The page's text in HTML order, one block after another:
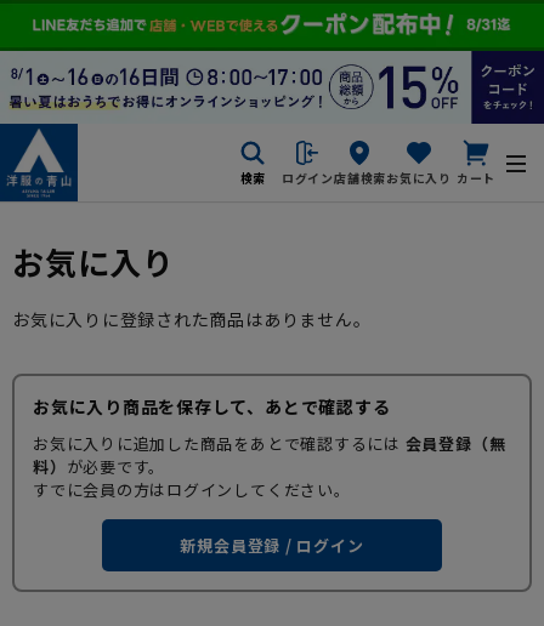
検索 ログイン店舗検索お気に入り カート
お気に入り
お気に入りに登録された商品はありません。
お気に入り商品を保存して、あとで確認する
お気に入りに追加した商品をあとで確認するには 会員登録（無
料） が必要です。
すでに会員の方はログインしてください。
新規会員登録 / ログイン